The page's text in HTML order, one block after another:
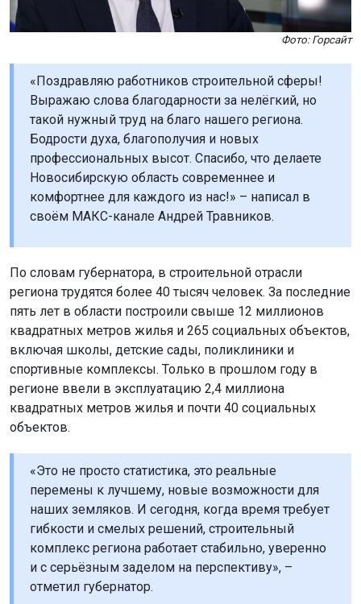
Фото: Горсайт
«Поздравляю работников строительной сферы!
Выражаю слова благодарности за нелёгкий, но
такой нужный труд на благо нашего региона.
Бодрости духа, благополучия и новых
профессиональных высот. Спасибо, что делаете
Новосибирскую область современнее и
комфортнее для каждого из нас!» – написал в
своём МАКС-канале Андрей Травников.
По словам губернатора, в строительной отрасли
региона трудятся более 40 тысяч человек. За последние
пять лет в области построили свыше 12 миллионов
квадратных метров жилья и 265 социальных объектов,
включая школы, детские сады, поликлиники и
спортивные комплексы. Только в прошлом году в
регионе ввели в эксплуатацию 2,4 миллиона
квадратных метров жилья и почти 40 социальных
объектов.
«Это не просто статистика, это реальные
перемены к лучшему, новые возможности для
наших земляков. И сегодня, когда время требует
гибкости и смелых решений, строительный
комплекс региона работает стабильно, уверенно
и с серьёзным заделом на перспективу», –
отметил губернатор.